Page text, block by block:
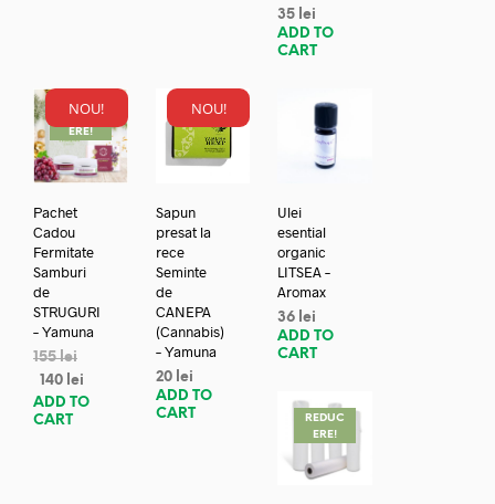
35 lei
ADD TO
CART
NOU!
REDUC
ERE!
Pachet
Cadou
Fermitate
Samburi
de
STRUGURI
– Yamuna
155lei
140 lei
ADD TO
CART
NOU!
Sapun
presat la
rece
Seminte
de
CANEPA
(Cannabis)
– Yamuna
20 lei
ADD TO
CART
Ulei
esential
organic
LITSEA –
Aromax
36 lei
ADD TO
CART
REDUC
ERE!